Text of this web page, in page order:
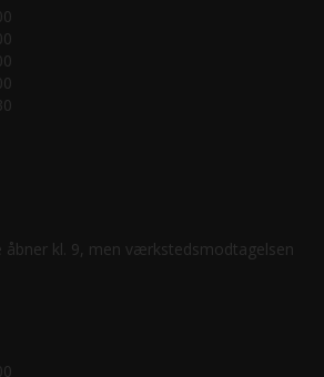
kl. 9, men værkstedsmodtagelsen